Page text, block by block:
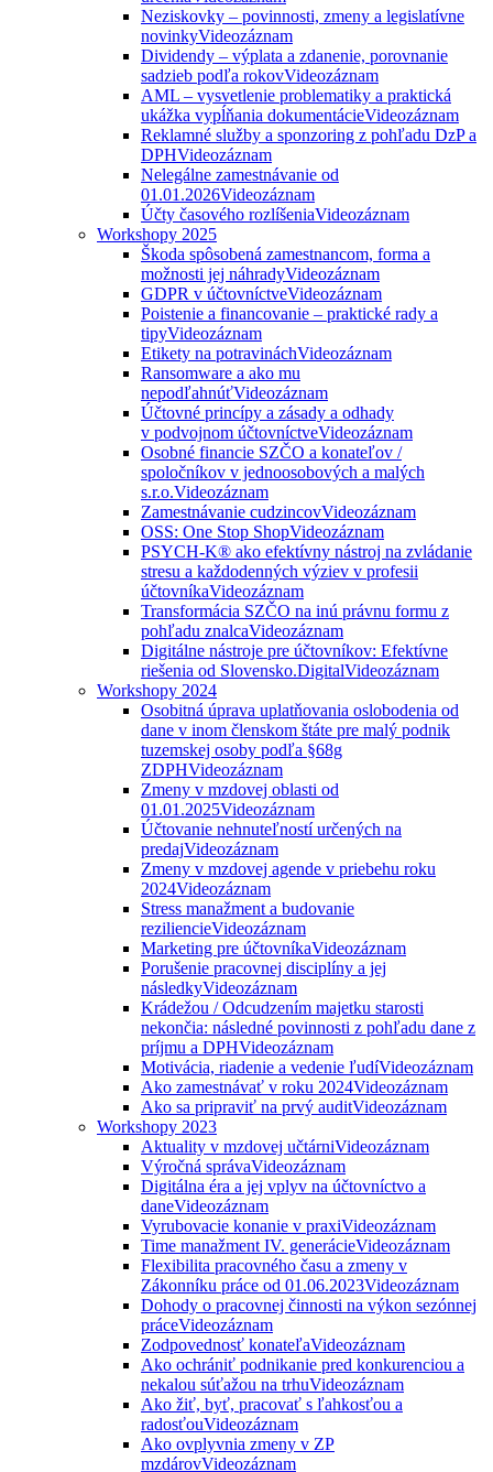
Neziskovky – povinnosti, zmeny a legislatívne
novinkyVideozáznam
Dividendy – výplata a zdanenie, porovnanie
sadzieb podľa rokovVideozáznam
AML – vysvetlenie problematiky a praktická
ukážka vypĺňania dokumentácieVideozáznam
Reklamné služby a sponzoring z pohľadu DzP a
DPHVideozáznam
Nelegálne zamestnávanie od
01.01.2026Videozáznam
Účty časového rozlíšeniaVideozáznam
Workshopy 2025
Škoda spôsobená zamestnancom, forma a
možnosti jej náhradyVideozáznam
GDPR v účtovníctveVideozáznam
Poistenie a financovanie – praktické rady a
tipyVideozáznam
Etikety na potravináchVideozáznam
Ransomware a ako mu
nepodľahnúťVideozáznam
Účtovné princípy a zásady a odhady
v podvojnom účtovníctveVideozáznam
Osobné financie SZČO a konateľov /
spoločníkov v jednoosobových a malých
s.r.o.Videozáznam
Zamestnávanie cudzincovVideozáznam
OSS: One Stop ShopVideozáznam
PSYCH-K® ako efektívny nástroj na zvládanie
stresu a každodenných výziev v profesii
účtovníkaVideozáznam
Transformácia SZČO na inú právnu formu z
pohľadu znalcaVideozáznam
Digitálne nástroje pre účtovníkov: Efektívne
riešenia od Slovensko.DigitalVideozáznam
Workshopy 2024
Osobitná úprava uplatňovania oslobodenia od
dane v inom členskom štáte pre malý podnik
tuzemskej osoby podľa §68g
ZDPHVideozáznam
Zmeny v mzdovej oblasti od
01.01.2025Videozáznam
Účtovanie nehnuteľností určených na
predajVideozáznam
Zmeny v mzdovej agende v priebehu roku
2024Videozáznam
Stress manažment a budovanie
reziliencieVideozáznam
Marketing pre účtovníkaVideozáznam
Porušenie pracovnej disciplíny a jej
následkyVideozáznam
Krádežou / Odcudzením majetku starosti
nekončia: následné povinnosti z pohľadu dane z
príjmu a DPHVideozáznam
Motivácia, riadenie a vedenie ľudíVideozáznam
Ako zamestnávať v roku 2024Videozáznam
Ako sa pripraviť na prvý auditVideozáznam
Workshopy 2023
Aktuality v mzdovej učtárniVideozáznam
Výročná správaVideozáznam
Digitálna éra a jej vplyv na účtovníctvo a
daneVideozáznam
Vyrubovacie konanie v praxiVideozáznam
Time manažment IV. generácieVideozáznam
Flexibilita pracovného času a zmeny v
Zákonníku práce od 01.06.2023Videozáznam
Dohody o pracovnej činnosti na výkon sezónnej
práceVideozáznam
Zodpovednosť konateľaVideozáznam
Ako ochrániť podnikanie pred konkurenciou a
nekalou súťažou na trhuVideozáznam
Ako žiť, byť, pracovať s ľahkosťou a
radosťouVideozáznam
Ako ovplyvnia zmeny v ZP
mzdárovVideozáznam